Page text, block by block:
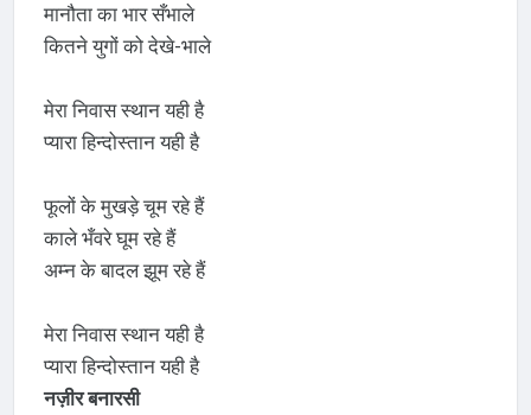
मानौता का भार सँभाले
कितने युगों को देखे-भाले
मेरा निवास स्थान यही है
प्यारा हिन्दोस्तान यही है
फूलों के मुखड़े चूम रहे हैं
काले भँवरे घूम रहे हैं
अम्न के बादल झूम रहे हैं
मेरा निवास स्थान यही है
प्यारा हिन्दोस्तान यही है
नज़ीर बनारसी